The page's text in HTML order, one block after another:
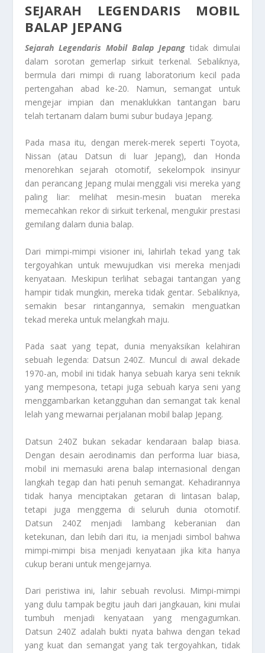
SEJARAH LEGENDARIS MOBIL
BALAP JEPANG
Sejarah Legendaris Mobil Balap Jepangtidak dimulai
dalam sorotan gemerlap sirkuit terkenal. Sebaliknya,
bermula dari mimpi di ruang laboratorium kecil pada
pertengahan abad ke-20. Namun, semangat untuk
mengejar impian dan menaklukkan tantangan baru
telah tertanam dalam bumi subur budaya Jepang.
Pada masa itu, dengan merek-merek seperti Toyota,
Nissan (atau Datsun di luar Jepang), dan Honda
menorehkan sejarah otomotif, sekelompok insinyur
dan perancang Jepang mulai menggali visi mereka yang
paling liar: melihat mesin-mesin buatan mereka
memecahkan rekor di sirkuit terkenal, mengukir prestasi
gemilang dalam dunia balap.
Dari mimpi-mimpi visioner ini, lahirlah tekad yang tak
tergoyahkan untuk mewujudkan visi mereka menjadi
kenyataan. Meskipun terlihat sebagai tantangan yang
hampir tidak mungkin, mereka tidak gentar. Sebaliknya,
semakin besar rintangannya, semakin menguatkan
tekad mereka untuk melangkah maju.
Pada saat yang tepat, dunia menyaksikan kelahiran
sebuah legenda: Datsun 240Z. Muncul di awal dekade
1970-an, mobil ini tidak hanya sebuah karya seni teknik
yang mempesona, tetapi juga sebuah karya seni yang
menggambarkan ketangguhan dan semangat tak kenal
lelah yang mewarnai perjalanan mobil balap Jepang.
Datsun 240Z bukan sekadar kendaraan balap biasa.
Dengan desain aerodinamis dan performa luar biasa,
mobil ini memasuki arena balap internasional dengan
langkah tegap dan hati penuh semangat. Kehadirannya
tidak hanya menciptakan getaran di lintasan balap,
tetapi juga menggema di seluruh dunia otomotif.
Datsun 240Z menjadi lambang keberanian dan
ketekunan, dan lebih dari itu, ia menjadi simbol bahwa
mimpi-mimpi bisa menjadi kenyataan jika kita hanya
cukup berani untuk mengejarnya.
Dari peristiwa ini, lahir sebuah revolusi. Mimpi-mimpi
yang dulu tampak begitu jauh dari jangkauan, kini mulai
tumbuh menjadi kenyataan yang mengagumkan.
Datsun 240Z adalah bukti nyata bahwa dengan tekad
yang kuat dan semangat yang tak tergoyahkan, tidak